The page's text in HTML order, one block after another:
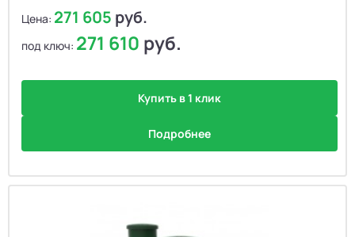
Цена: 271 605 руб.
под ключ: 271 610 руб.
Купить в 1 клик
Подробнее